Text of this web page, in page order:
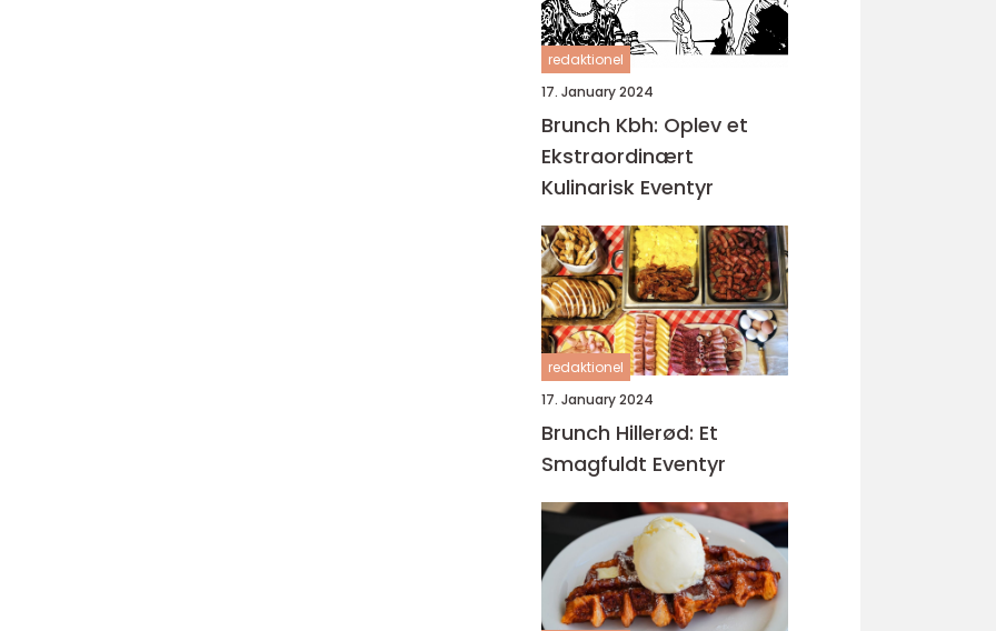
redaktionel
17. January 2024
Brunch Kbh: Oplev et
Ekstraordinært
Kulinarisk Eventyr
redaktionel
17. January 2024
Brunch Hillerød: Et
Smagfuldt Eventyr